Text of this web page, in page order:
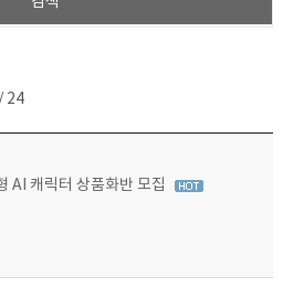
24
AI 캐릭터 상품화반 모집